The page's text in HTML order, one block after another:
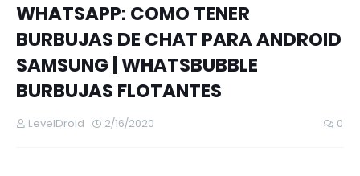
WHATSAPP: COMO TENER
BURBUJAS DE CHAT PARA ANDROID
SAMSUNG | WHATSBUBBLE
BURBUJAS FLOTANTES
LevelDroid 2/16/2020 0